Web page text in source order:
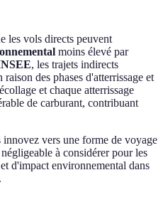
les vols directs peuvent
moins élevé par
, les trajets indirects
des phases d'atterrissage et
et chaque atterrissage
de carburant, contribuant
vers une forme de voyage
à considérer pour les
d'impact environnemental dans